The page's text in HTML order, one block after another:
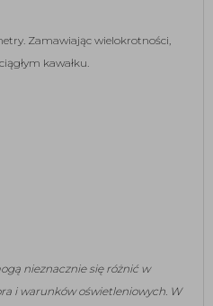
Zamawiając wielokrotności,
kawałku.
nieznacznie się różnić w
i warunków oświetleniowych. W